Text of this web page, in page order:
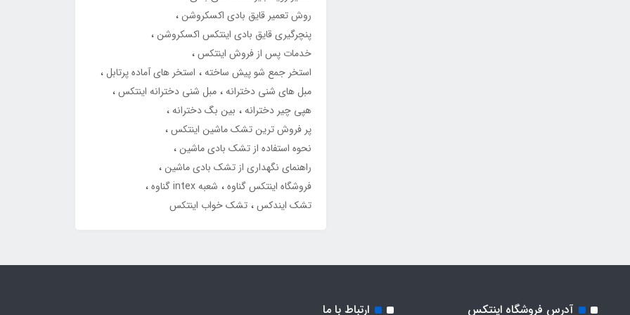
روش تعمیر قایق بادی اکسکروشن
پنچرگیری قایق بادی اینتکس اکسکروشن
خدمات پس از فروش اینتکس
استخر جمع شو پیش ساخته استخر های آماده پرتابل
مبل های شنی دخترانه مبل شنی دخترانه اینتکس
هپی چیر دخترانه بین بگ دخترانه
پر فروش ترین تشک ماشین اینتکس
نحوه استفاده از تشک بادی ماشین
راهنمای نگهداری از تشک بادی ماشین
فروشگاه اینتکس گناوه شعبه intex گناوه
تشک ایندکس تشک خواب اینتکس
آدرس فروشگاه اینتکس ارتباط با ما